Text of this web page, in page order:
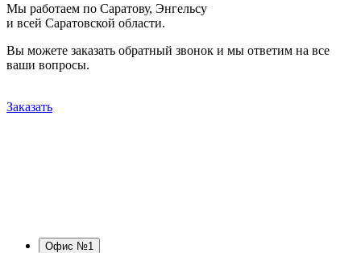
Мы работаем по Саратову, Энгельсу
и всей Саратовской области.
Вы можете заказать обратный звонок и мы ответим на все
ваши вопросы.
Заказать
Офис №1